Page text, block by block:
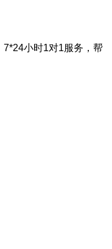
7*24小时1对1服务，帮